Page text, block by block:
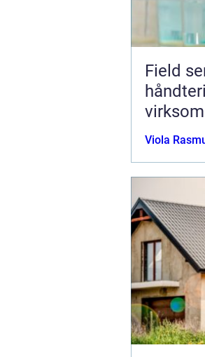
Field
Viola